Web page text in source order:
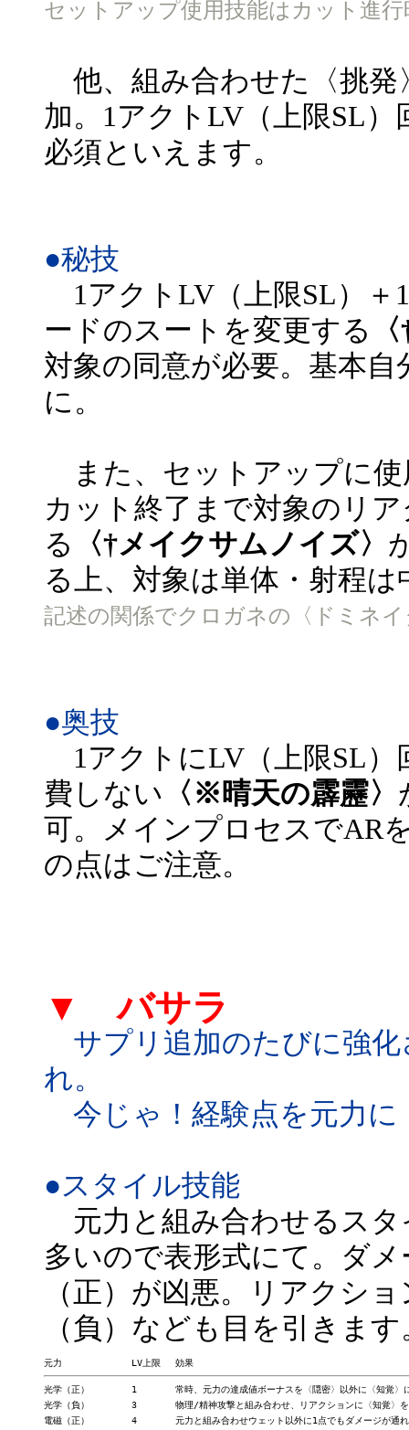
セットアップ使用技能はカット進
他、組み合わせた〈挑発
加。1アクトLV（上限SL
必須といえます。
●秘技
1アクトLV（上限SL）＋
ードのスートを変更する
対象の同意が必要。基本
に。
また、セットアップに使
カット終了まで対象のリ
る
〈†メイクサムノイズ〉
る上、対象は単体・射程
記述の関係でクロガネの〈ドミネイ
●奥技
1アクトにLV（上限SL）
費しない 〈※晴天の霹靂〉
可。メインプロセスでAR
の点はご注意。
▼ バサラ
サプリ追加のたびに強化
れ。
今じゃ！経験点を元力に
●スタイル技能
元力と組み合わせるスタ
多いので表形式にて。ダ
（正）が凶悪。リアクシ
（負）なども目を引きます
光学（正）	1	常時、元力の達成値ボーナスを〈隠密〉以外に〈知覚〉にも適用可能
光学（負）	3	物理/精神攻撃と組み合わせ、リアクションに〈知覚〉を強要
電磁（正）	4	元力と組み合わせウェット以外に1点でもダメージが通れば生命の制御判定・失敗で気絶、対象は単体※、1アクトLV回